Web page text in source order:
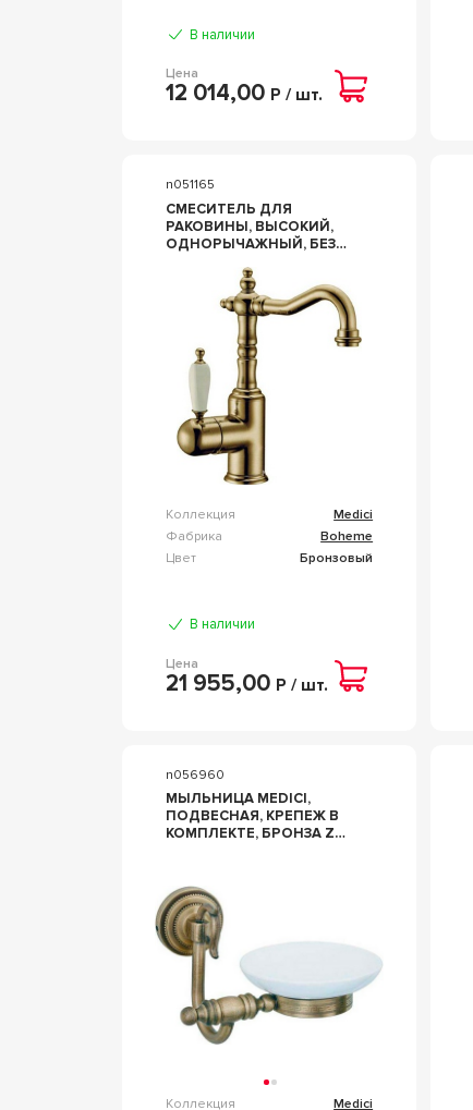
В наличии
Цена
12 014,00 Р / шт.
n051165
СМЕСИТЕЛЬ ДЛЯ
РАКОВИНЫ, ВЫСОКИЙ,
ОДНОРЫЧАЖНЫЙ, БЕЗ
БРОНЗА BOHEME MEDICI
Коллекция
Medici
Фабрика
Boheme
Цвет
Бронзовый
В наличии
Цена
21 955,00 Р / шт.
n056960
МЫЛЬНИЦА MEDICI,
ПОДВЕСНАЯ, КРЕПЕЖ В
КОМПЛЕКТЕ, БРОНЗА ZZ
Коллекция
Medici